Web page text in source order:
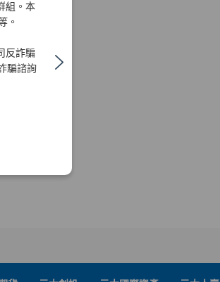
組。本
。
反詐騙
騙諮詢